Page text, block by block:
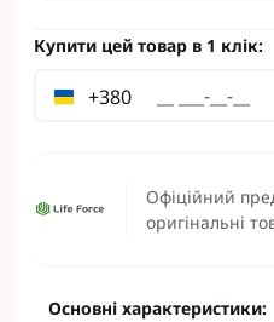
Офіційний
оригінальні
Купити цей товар в 1 клік:
+380
Основні характеристики: